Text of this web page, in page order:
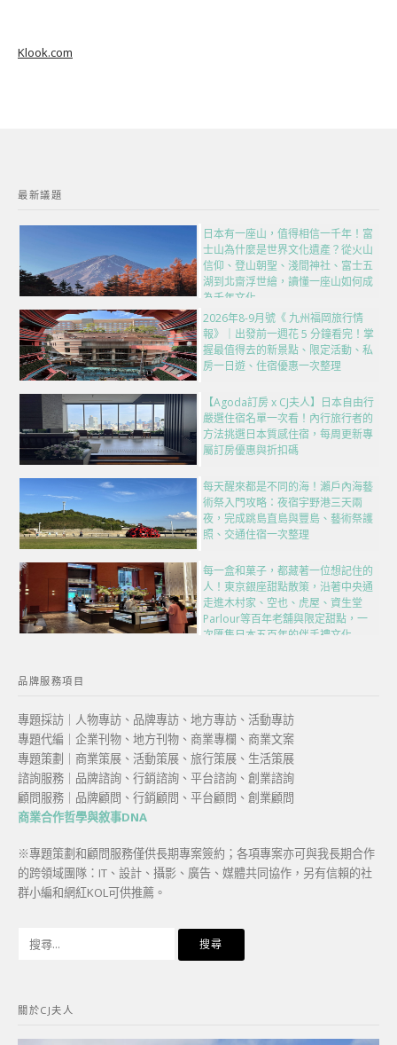
Klook.com
最新議題
日本有一座山，值得相信一千年！富
士山為什麼是世界文化遺產？從火山
信仰、登山朝聖、淺間神社、富士五
湖到北齋浮世繪，讀懂一座山如何成
為千年文化
2026年8-9月號《 九州福岡旅行情
報》｜出發前一週花 5 分鐘看完！掌
握最值得去的新景點、限定活動、私
房一日遊、住宿優惠一次整理
【Agoda訂房 x CJ夫人】日本自由行
嚴選住宿名單一次看！內行旅行者的
方法挑選日本質感住宿，每周更新專
屬訂房優惠與折扣碼
每天醒來都是不同的海！瀨戶內海藝
術祭入門攻略：夜宿宇野港三天兩
夜，完成跳島直島與豐島、藝術祭護
照、交通住宿一次整理
每一盒和菓子，都藏著一位想記住的
人！東京銀座甜點散策，沿著中央通
走進木村家、空也、虎屋、資生堂
Parlour等百年老舖與限定甜點，一
次匯集日本五百年的伴手禮文化
品牌服務項目
專題採訪｜人物專訪、品牌專訪、地方專訪、活動專訪
專題代編｜企業刊物、地方刊物、商業專欄、商業文案
專題策劃｜商業策展、活動策展、旅行策展、生活策展
諮詢服務｜品牌諮詢、行銷諮詢、平台諮詢、創業諮詢
顧問服務｜品牌顧問、行銷顧問、平台顧問、創業顧問
商業合作哲學與敘事DNA
※專題策劃和顧問服務僅供長期專案簽約；各項專案亦可與我長期合作
的跨領域團隊：IT、設計、攝影、廣告、媒體共同協作，另有信賴的社
群小編和網紅KOL可供推薦。
字:
關於CJ夫人